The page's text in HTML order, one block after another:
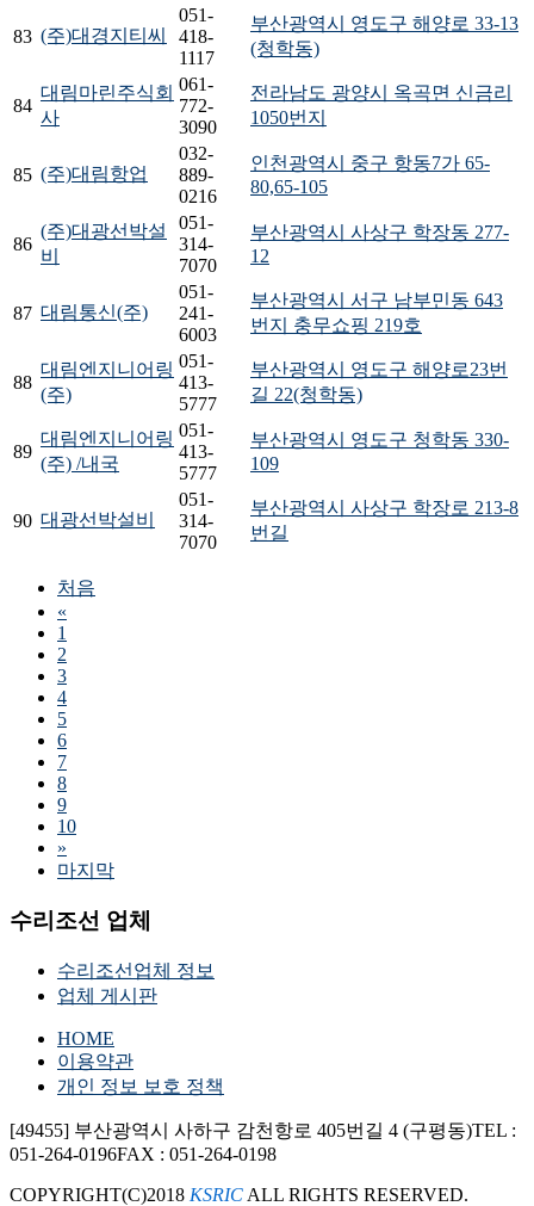
83 (주)대경지티씨
051-
418-
1117
부산광역시 영도구 해양로 33-13
(청학동)
84
대림마린주식회
사
061-
772-
3090
전라남도 광양시 옥곡면 신금리
1050번지
85 (주)대림항업
032-
889-
0216
인천광역시 중구 항동7가 65-
80,65-105
86
(주)대광선박설
비
051-
314-
7070
부산광역시 사상구 학장동 277-
12
87 대림통신(주)
051-
241-
6003
부산광역시 서구 남부민동 643
번지 충무쇼핑 219호
88
대림엔지니어링
(주)
051-
413-
5777
부산광역시 영도구 해양로23번
길 22(청학동)
89
대림엔지니어링
(주) /내국
051-
413-
5777
부산광역시 영도구 청학동 330-
109
90 대광선박설비
051-
314-
7070
부산광역시 사상구 학장로 213-8
번길
처음
«
1
2
3
4
5
6
7
8
9
10
»
마지막
수리조선 업체
수리조선업체 정보
업체 게시판
HOME
이용약관
개인 정보 보호 정책
[49455] 부산광역시 사하구 감천항로 405번길 4 (구평동)TEL :
051-264-0196FAX : 051-264-0198
COPYRIGHT(C)2018 KSRIC ALL RIGHTS RESERVED.